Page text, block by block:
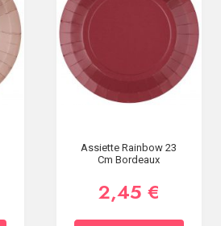
Assiette Rainbow 23
Cm Bordeaux
2,45 €